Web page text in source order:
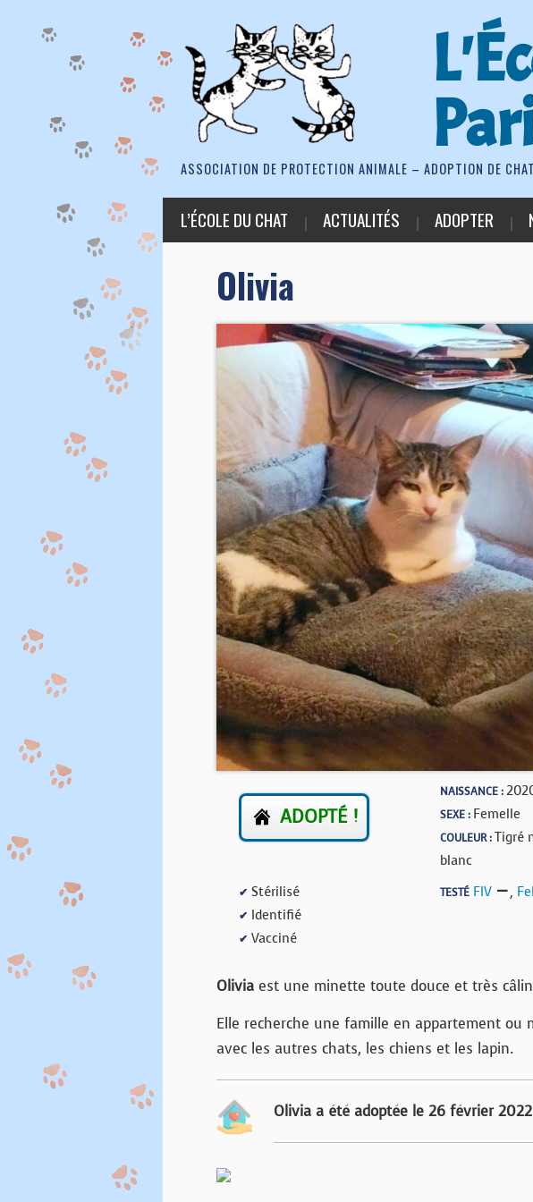
ASSOCIATION DE PROTECTION ANIMALE – ADOPTION DE
L’ÉCOLE DU CHAT ACTUALITÉS ADOPTER
Olivia
ADOPTÉ !
NAISSANCE :
SEXE : Femelle
COULEUR :Tigré
blanc
✔ Stérilisé
✔ Identifié
✔ Vacciné
TESTÉ FIV ,
Olivia est une minette toute douce et très
Elle recherche une famille en appartement ou
avec les autres chats, les chiens et les lapin.
Olivia a été adoptée le 26 février